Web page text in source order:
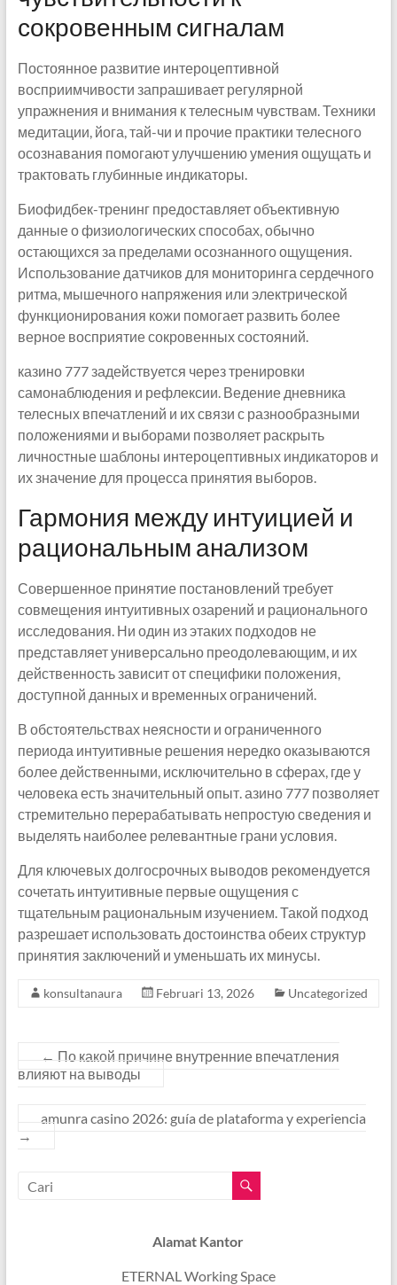
сокровенным сигналам
Постоянное развитие интероцептивной
восприимчивости запрашивает регулярной
упражнения и внимания к телесным чувствам. Техники
медитации, йога, тай-чи и прочие практики телесного
осознавания помогают улучшению умения ощущать и
трактовать глубинные индикаторы.
Биофидбек-тренинг предоставляет объективную
данные о физиологических способах, обычно
остающихся за пределами осознанного ощущения.
Использование датчиков для мониторинга сердечного
ритма, мышечного напряжения или электрической
функционирования кожи помогает развить более
верное восприятие сокровенных состояний.
казино 777 задействуется через тренировки
самонаблюдения и рефлексии. Ведение дневника
телесных впечатлений и их связи с разнообразными
положениями и выборами позволяет раскрыть
личностные шаблоны интероцептивных индикаторов и
их значение для процесса принятия выборов.
Гармония между интуицией и
рациональным анализом
Совершенное принятие постановлений требует
совмещения интуитивных озарений и рационального
исследования. Ни один из этаких подходов не
представляет универсально преодолевающим, и их
действенность зависит от специфики положения,
доступной данных и временных ограничений.
В обстоятельствах неясности и ограниченного
периода интуитивные решения нередко оказываются
более действенными, исключительно в сферах, где у
человека есть значительный опыт. азино 777 позволяет
стремительно перерабатывать непростую сведения и
выделять наиболее релевантные грани условия.
Для ключевых долгосрочных выводов рекомендуется
сочетать интуитивные первые ощущения с
тщательным рациональным изучением. Такой подход
разрешает использовать достоинства обеих структур
принятия заключений и уменьшать их минусы.
konsultanaura Februari 13, 2026 Uncategorized
← По какой причине внутренние впечатления
влияют на выводы
amunra casino 2026: guía de plataforma y experiencia
→
Alamat Kantor
ETERNAL Working Space